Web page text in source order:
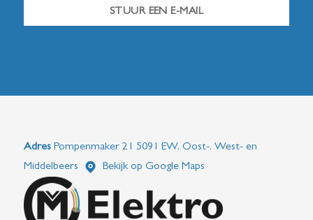
STUUR EEN E-MAIL
AdresPompenmaker 21 5091 EW, Oost-, West- en
Middelbeers
Bekijk op Google Maps